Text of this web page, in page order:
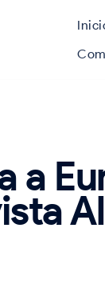
a